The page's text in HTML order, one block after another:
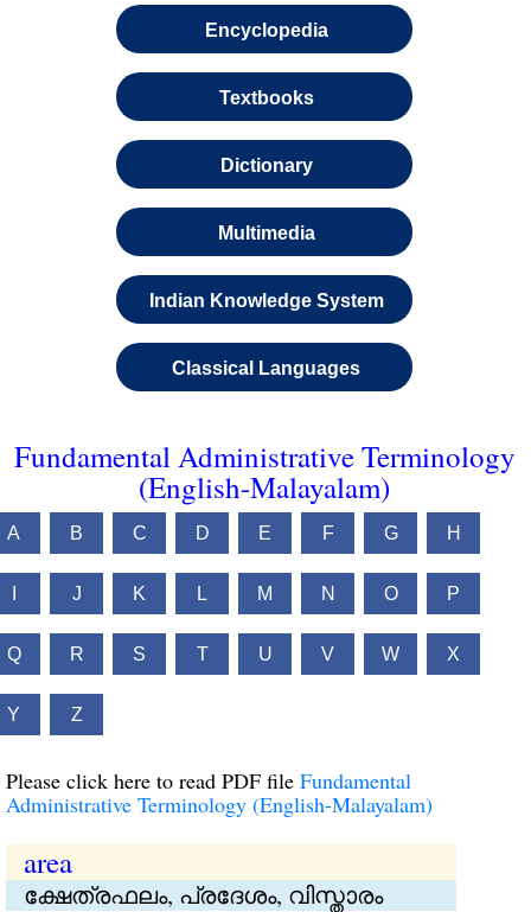
Encyclopedia
Textbooks
Dictionary
Multimedia
Indian Knowledge System
Classical Languages
Fundamental Administrative Terminology
(English-Malayalam)
A B C D E F G H
J K L M N O P
Q R S T U V W X
Y Z
Please click here to read PDF file Fundamental
Administrative Terminology (English-Malayalam)
area
ക്ഷേത്രഫലം, പ്രദേശം, വിസ്താരം